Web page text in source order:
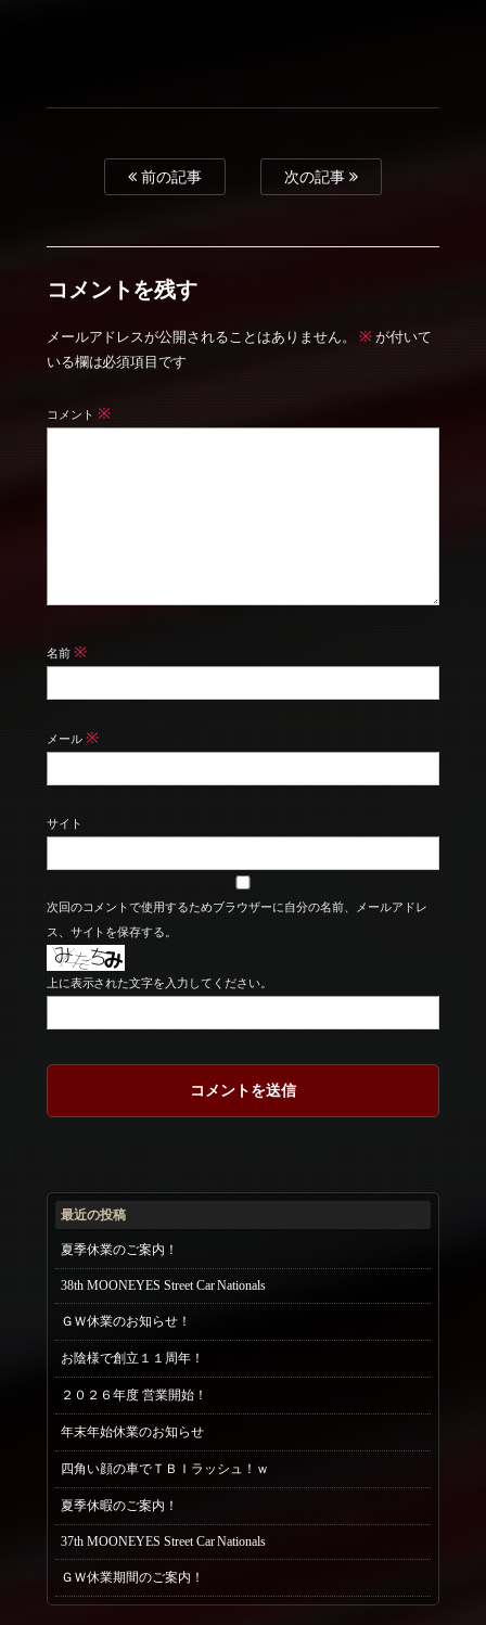
前の記事 次の記事
コメントを残す
メールアドレスが公開されることはありません。 ※ が付いて
いる欄は必須項目です
コメント ※
名前 ※
メール ※
サイト
次回のコメントで使用するためブラウザーに自分の名前、メールアドレ
ス、サイトを保存する。
上に表示された文字を入力してください。
最近の投稿
夏季休業のご案内！
38th MOONEYES Street Car Nationals
ＧＷ休業のお知らせ！
お陰様で創立１１周年！
２０２６年度 営業開始！
年末年始休業のお知らせ
四角い顔の車でＴＢＩラッシュ！ｗ
夏季休暇のご案内！
37th MOONEYES Street Car Nationals
ＧＷ休業期間のご案内！